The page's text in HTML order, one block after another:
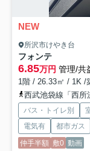
NEW
所沢市けやき台
フォンテ
6.85万円 管理/共
1階 / 26.33㎡ / 1K /
西武池袋線「西所
バス・トイレ別
電気有
都市ガス
仲手半額 敷0 動画